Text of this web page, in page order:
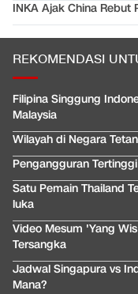
INKA Ajak China Rebut
REKOMENDASI
Filipina Singgung
Malaysia
Wilayah di Negara
Pengangguran
Satu Pemain Thailand
luka
Video Mesum 'Yang
Tersangka
Jadwal Singapura vs
Mana?